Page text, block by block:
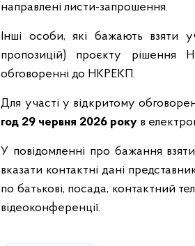
направлені листи-запрошення.
Інші особи, які бажають взяти
пропозицій) проєкту
обговоренні до НКРЕКП.
Для участі у відкритому
год 29 червня 2026 року в
У повідомленні про бажання
вказати контактні дані
по батькові, посада, контактний
відеоконференції.